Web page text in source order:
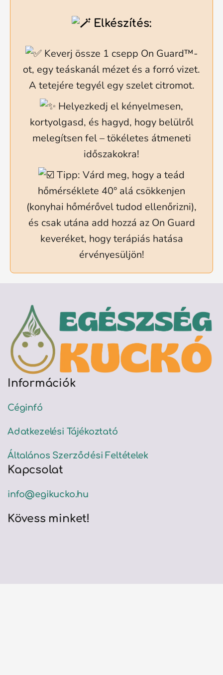
Elkészítés:
Keverj össze 1 csepp On Guard™-
ot, egy teáskanál mézet és a forró vizet.
A tetejére tegyél egy szelet citromot.
Helyezkedj el kényelmesen,
kortyolgasd, és hagyd, hogy belülről
melegítsen fel – tökéletes átmeneti
időszakokra!
Tipp: Várd meg, hogy a teád
hőmérséklete 40° alá csökkenjen
(konyhai hőmérővel tudod ellenőrizni),
és csak utána add hozzá az On Guard
keveréket, hogy terápiás hatása
érvényesüljön!
Információk
Céginfó
Adatkezelési Tájékoztató
Általános Szerződési Feltételek
Kapcsolat
info@egikucko.hu
Kövess minket!